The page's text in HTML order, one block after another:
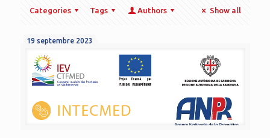
Categories Tags Authors Show all
19 septembre 2023